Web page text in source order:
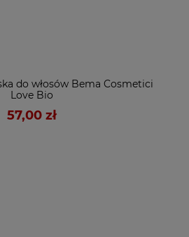
do włosów Bema Cosmetici
Love Bio
57,00 zł